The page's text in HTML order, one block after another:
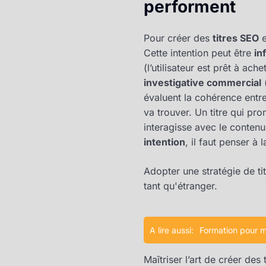
performent
Pour créer des titres SEO
Cette intention peut être
(l’utilisateur est prêt à
investigative commercial
évaluent la cohérence
va trouver. Un titre qui
interagisse avec le
intention, il faut penser à
Adopter une stratégie de
tant qu'étranger.
A lire aussi: Formation pour
Maîtriser l’art de créer